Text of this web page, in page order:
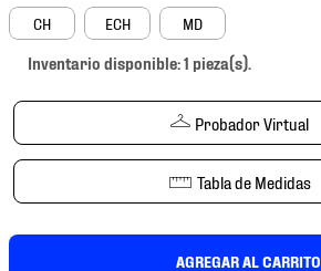
CH ECH MD
Inventario disponible: 1 pieza(s).
Probador Virtual
Tabla de Medidas
AGREGAR AL CARRITO
.
tenis futbol
6.
mochila
7.
chivas
8.
mochilas